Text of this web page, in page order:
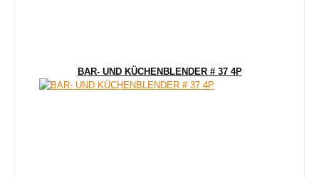
BAR- UND KÜCHENBLENDER # 37 4P